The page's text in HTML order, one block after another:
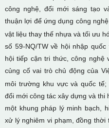
công nghệ, đổi mới sáng tạo
thuận lợi để ứng dụng công
vật liệu thay thế nhựa và tối ưu
số 59-NQ/TW về hội nhập
hội tiếp cận tri thức, công nghệ
củng cố vai trò chủ động của
môi trường khu vực và quốc tế;
đổi mới công tác xây dựng và thi
một khung pháp lý minh bạch,
xử lý nghiêm vi phạm, đồng thời